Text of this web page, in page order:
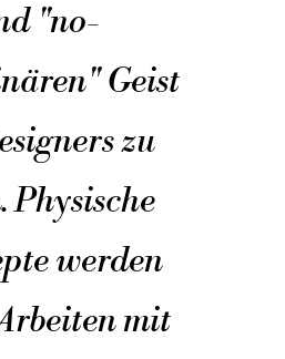
"no-
Geist
zu
Physische
werden
mit